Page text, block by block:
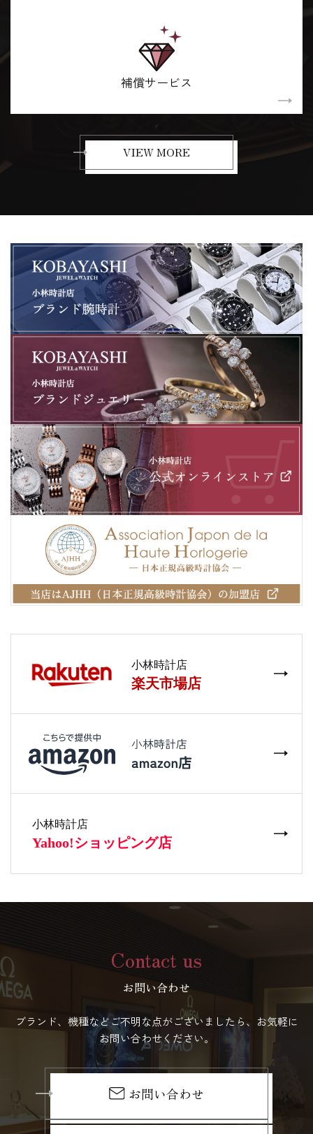
補償サービス
VIEW MORE
Contact us
お問い合わせ
ブランド、機種などご不明な点がございましたら、お気軽に
お問い合わせください。
お問い合わせ